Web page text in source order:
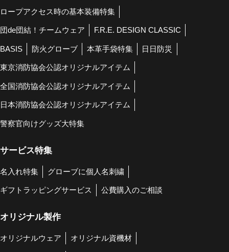
ロープアクセス時の基本装備特集
団de団結！チームウェア F.R.E. DESIGN CLASSIC
BASIS 防火グローブ 本革手袋特集 日日防災
東京消防協会公認オリジナルアイテム
全国消防協会公認オリジナルアイテム
日本消防協会公認オリジナルアイテム
警察官向けグッズ大特集
サービス特集
名入れ特集 グローブに個人名刺繍
ギフトラッピングサービス 公費購入のご相談
オリジナル製作
オリジナルウェア オリジナル資機材